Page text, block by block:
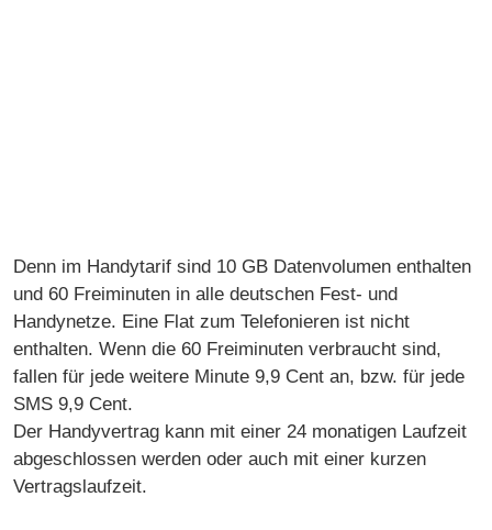
Denn im Handytarif sind 10 GB Datenvolumen enthalten
und 60 Freiminuten in alle deutschen Fest- und
Handynetze. Eine Flat zum Telefonieren ist nicht
enthalten. Wenn die 60 Freiminuten verbraucht sind,
fallen für jede weitere Minute 9,9 Cent an, bzw. für jede
SMS 9,9 Cent.
Der Handyvertrag kann mit einer 24 monatigen Laufzeit
abgeschlossen werden oder auch mit einer kurzen
Vertragslaufzeit.